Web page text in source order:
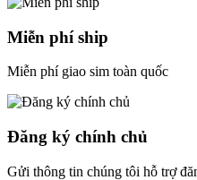
Miễn phí ship
Miễn phí giao sim toàn quốc
Đăng ký chính chủ
Gửi thông tin chúng tôi hỗ trợ